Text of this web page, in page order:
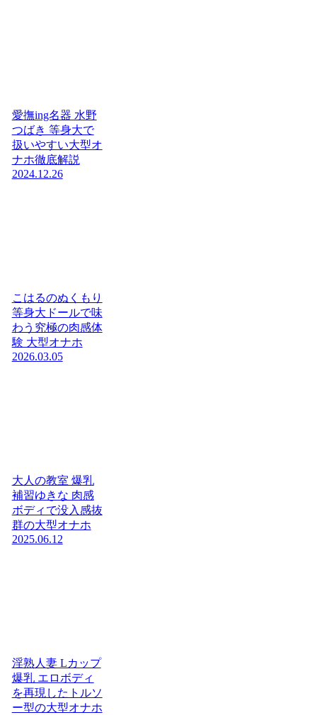
愛撫ing名器 水野
つばき 等身大で
扱いやすい大型オ
ナホ徹底解説
2024.12.26
こはるのぬくもり
等身大ドールで味
わう究極の肉感体
験 大型オナホ
2026.03.05
大人の教室 爆乳
補習ゆきな 肉感
ボディで没入感抜
群の大型オナホ
2025.06.12
淫熟人妻 Lカップ
爆乳 エロボディ
を再現したトルソ
ー型の大型オナホ